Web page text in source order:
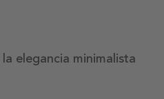
elegancia minimalista